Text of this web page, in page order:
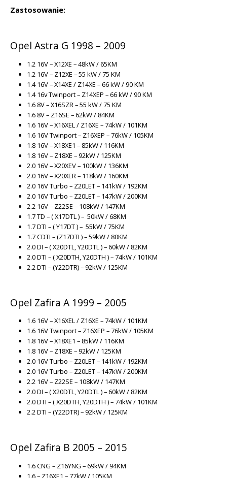
Zastosowanie:
Opel Astra G 1998 – 2009
1.2 16V – X12XE – 48kW / 65KM
1.2 16V – Z12XE – 55 kW / 75 KM
1.4 16V – X14XE / Z14XE – 66 kW / 90 KM
1.4 16v Twinport – Z14XEP – 66 kW / 90 KM
1.6 8V – X16SZR – 55 kW / 75 KM
1.6 8V – Z16SE – 62kW / 84KM
1.6 16V – X16XEL / Z16XE – 74kW / 101KM
1.6 16V Twinport – Z16XEP – 76kW / 105KM
1.8 16V – X18XE1 – 85kW / 116KM
1.8 16V – Z18XE – 92kW / 125KM
2.0 16V – X20XEV – 100kW / 136KM
2.0 16V – X20XER – 118kW / 160KM
2.0 16V Turbo – Z20LET – 141kW / 192KM
2.0 16V Turbo – Z20LET – 147kW / 200KM
2.2 16V – Z22SE – 108kW / 147KM
1.7 TD – ( X17DTL ) – 50kW / 68KM
1.7 DTI – ( Y17DT ) – 55kW / 75KM
1.7 CDTI – (Z17DTL) – 59kW / 80KM
2.0 DI – ( X20DTL, Y20DTL ) – 60kW / 82KM
2.0 DTI – ( X20DTH, Y20DTH ) – 74kW / 101KM
2.2 DTI – (Y22DTR) – 92kW / 125KM
Opel Zafira A 1999 – 2005
1.6 16V – X16XEL / Z16XE – 74kW / 101KM
1.6 16V Twinport – Z16XEP – 76kW / 105KM
1.8 16V – X18XE1 – 85kW / 116KM
1.8 16V – Z18XE – 92kW / 125KM
2.0 16V Turbo – Z20LET – 141kW / 192KM
2.0 16V Turbo – Z20LET – 147kW / 200KM
2.2 16V – Z22SE – 108kW / 147KM
2.0 DI – ( X20DTL, Y20DTL ) – 60kW / 82KM
2.0 DTI – ( X20DTH, Y20DTH ) – 74kW / 101KM
2.2 DTI – (Y22DTR) – 92kW / 125KM
Opel Zafira B 2005 – 2015
1.6 CNG – Z16YNG – 69kW / 94KM
1.6 – Z16XE1 – 77kW / 105KM